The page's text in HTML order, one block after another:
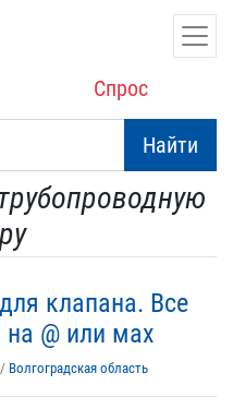
Спрос
Найти
клапана. Все
@ или мах
/ Волгоградская область